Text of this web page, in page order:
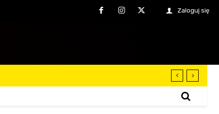
Zaloguj się